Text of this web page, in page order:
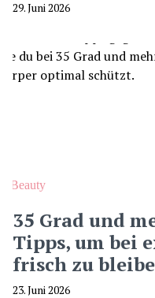
29. Juni 2026
Beauty
35 Grad und
Tipps, um bei
frisch zu
23. Juni 2026